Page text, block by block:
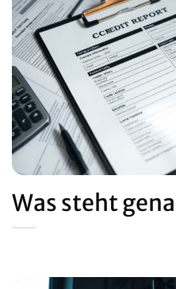
Was steht